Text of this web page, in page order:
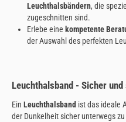
Leuchthalsbändern, die
zugeschnitten sind.
Erlebe eine kompetente
der Auswahl des perfekten
Leuchthalsband - Sicher
Ein Leuchthalsband ist das ideale
der Dunkelheit sicher unterwegs